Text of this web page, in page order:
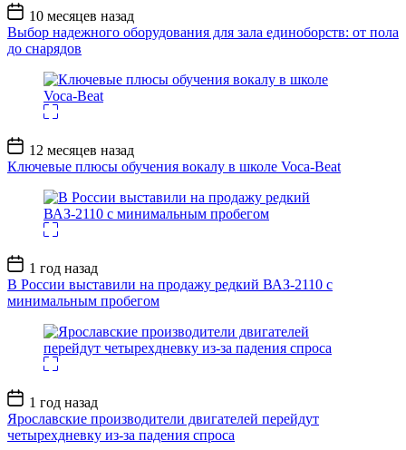
Дата
записи
10 месяцев назад
Выбор надежного оборудования для зала единоборств: от пола
до снарядов
Дата
записи
12 месяцев назад
Ключевые плюсы обучения вокалу в школе Voca-Beat
Дата
записи
1 год назад
В России выставили на продажу редкий ВАЗ-2110 с
минимальным пробегом
Дата
записи
1 год назад
Ярославские производители двигателей перейдут
четырехдневку из-за падения спроса